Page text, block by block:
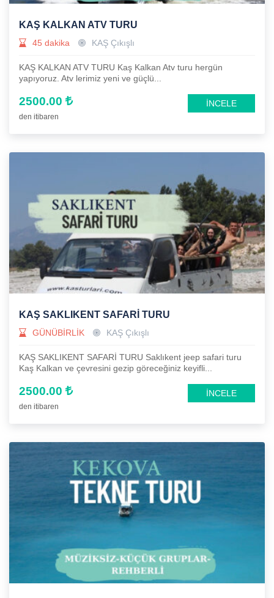
KAŞ KALKAN ATV TURU
45 dakika KAŞ Çıkışlı
KAŞ KALKAN ATV TURU Kaş Kalkan Atv turu hergün
yapıyoruz. Atv lerimiz yeni ve güçlü...
2500.00
den itibaren
İNCELE
KAŞ SAKLIKENT SAFARİ TURU
GÜNÜBİRLİK KAŞ Çıkışlı
KAŞ SAKLIKENT SAFARİ TURU Saklıkent jeep safari turu
Kaş Kalkan ve çevresini gezip göreceğiniz keyifli...
2500.00
den itibaren
İNCELE